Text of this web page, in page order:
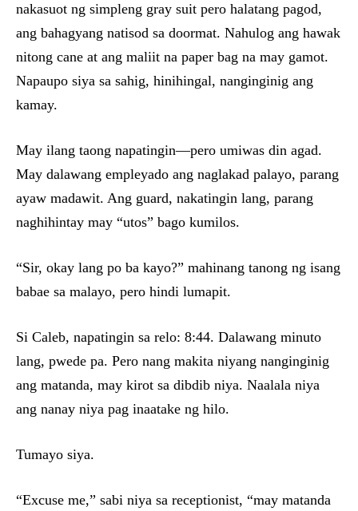
nakasuot ng simpleng gray suit pero halatang pagod,
ang bahagyang natisod sa doormat. Nahulog ang hawak
nitong cane at ang maliit na paper bag na may gamot.
Napaupo siya sa sahig, hinihingal, nanginginig ang
kamay.
May ilang taong napatingin—pero umiwas din agad.
May dalawang empleyado ang naglakad palayo, parang
ayaw madawit. Ang guard, nakatingin lang, parang
naghihintay may “utos” bago kumilos.
“Sir, okay lang po ba kayo?” mahinang tanong ng isang
babae sa malayo, pero hindi lumapit.
Si Caleb, napatingin sa relo: 8:44. Dalawang minuto
lang, pwede pa. Pero nang makita niyang nanginginig
ang matanda, may kirot sa dibdib niya. Naalala niya
ang nanay niya pag inaatake ng hilo.
Tumayo siya.
“Excuse me,” sabi niya sa receptionist, “may matanda